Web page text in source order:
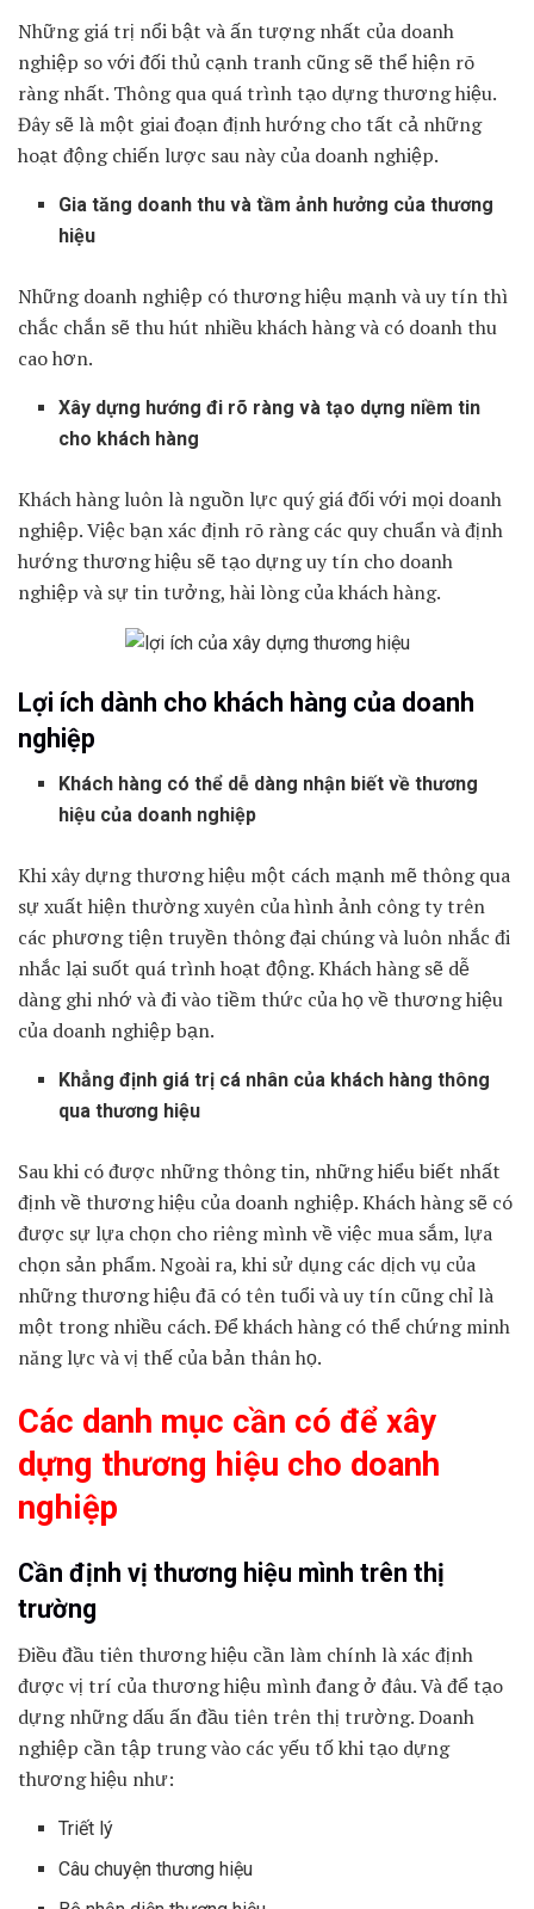
Những giá trị nổi bật và ấn tượng nhất của doanh
nghiệp so với đối thủ cạnh tranh cũng sẽ thể hiện rõ
ràng nhất. Thông qua quá trình tạo dựng thương hiệu.
Đây sẽ là một giai đoạn định hướng cho tất cả những
hoạt động chiến lược sau này của doanh nghiệp.
Gia tăng doanh thu và tầm ảnh hưởng của thương
hiệu
Những doanh nghiệp có thương hiệu mạnh và uy tín thì
chắc chắn sẽ thu hút nhiều khách hàng và có doanh thu
cao hơn.
Xây dựng hướng đi rõ ràng và tạo dựng niềm tin
cho khách hàng
Khách hàng luôn là nguồn lực quý giá đối với mọi doanh
nghiệp. Việc bạn xác định rõ ràng các quy chuẩn và định
hướng thương hiệu sẽ tạo dựng uy tín cho doanh
nghiệp và sự tin tưởng, hài lòng của khách hàng.
Lợi ích dành cho khách hàng của doanh
nghiệp
Khách hàng có thể dễ dàng nhận biết về thương
hiệu của doanh nghiệp
Khi xây dựng thương hiệu một cách mạnh mẽ thông qua
sự xuất hiện thường xuyên của hình ảnh công ty trên
các phương tiện truyền thông đại chúng và luôn nhắc đi
nhắc lại suốt quá trình hoạt động. Khách hàng sẽ dễ
dàng ghi nhớ và đi vào tiềm thức của họ về thương hiệu
của doanh nghiệp bạn.
Khẳng định giá trị cá nhân của khách hàng thông
qua thương hiệu
Sau khi có được những thông tin, những hiểu biết nhất
định về thương hiệu của doanh nghiệp. Khách hàng sẽ có
được sự lựa chọn cho riêng mình về việc mua sắm, lựa
chọn sản phẩm. Ngoài ra, khi sử dụng các dịch vụ của
những thương hiệu đã có tên tuổi và uy tín cũng chỉ là
một trong nhiều cách. Để khách hàng có thể chứng minh
năng lực và vị thế của bản thân họ.
Các danh mục cần có để xây
dựng thương hiệu cho doanh
nghiệp
Cần định vị thương hiệu mình trên thị
trường
Điều đầu tiên thương hiệu cần làm chính là xác định
được vị trí của thương hiệu mình đang ở đâu. Và để tạo
dựng những dấu ấn đầu tiên trên thị trường. Doanh
nghiệp cần tập trung vào các yếu tố khi tạo dựng
thương hiệu như:
Triết lý
Câu chuyện thương hiệu